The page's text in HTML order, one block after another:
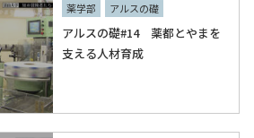
薬学部 アルスの礎
アルスの礎#14 薬都とやまを
支える人材育成